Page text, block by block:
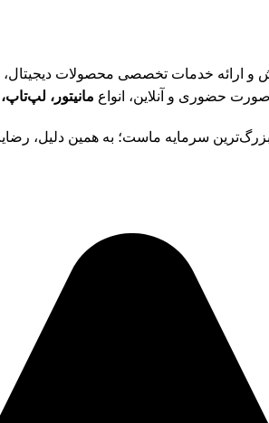
فروش و ارائه خدمات تخصصی محصولات
حضوری و آنلاین، انواع مانیتور،
بزرگ‌ترین سرمایه ماست؛ به همین دلیل،